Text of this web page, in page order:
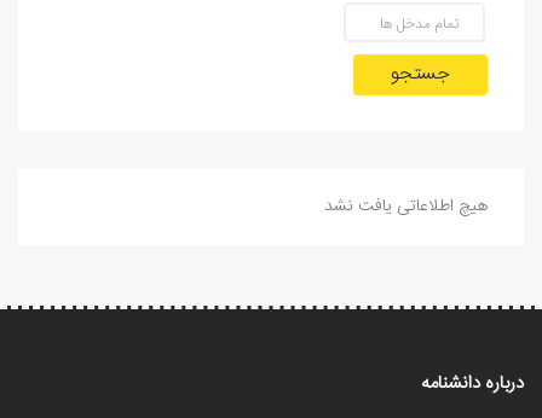
جستجو
هیچ اطلاعاتی یافت نشد
درباره دانشنامه